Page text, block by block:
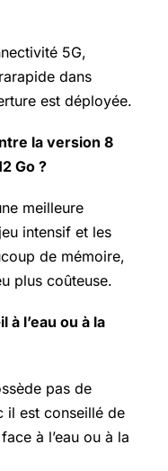
5G,
dans
est déployée.
la version 8
Go ?
meilleure
intensif et les
de mémoire,
plus coûteuse.
l’eau ou à la
pas de
il est conseillé de
à l’eau ou à la